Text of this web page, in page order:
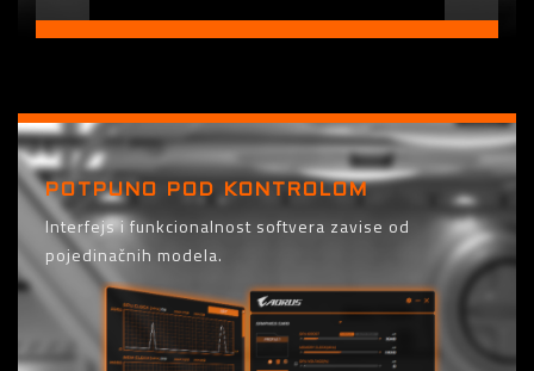
POTPUNO POD KONTROLOM
Interfejs i funkcionalnost softvera zavise od
pojedinačnih modela.